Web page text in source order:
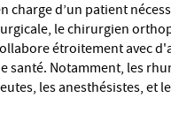
charge d’un patient
le chirurgien
étroitement avec
santé. Notamment, les
les anesthésistes, et